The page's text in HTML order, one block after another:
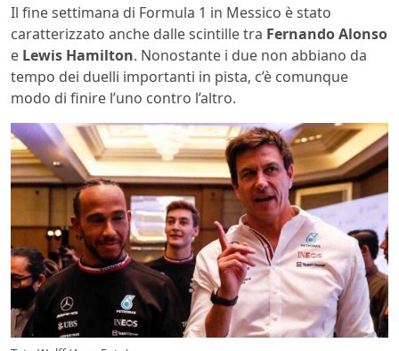
Il fine settimana di Formula 1 in Messico è stato
caratterizzato anche dalle scintille tra Fernando Alonso
e Lewis Hamilton. Nonostante i due non abbiano da
tempo dei duelli importanti in pista, c’è comunque
modo di finire l’uno contro l’altro.